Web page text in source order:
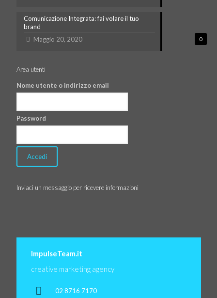
0
Comunicazione Integrata: fai volare il tuo
brand
Maggio 20, 2020
Area utenti
Nome utente o indirizzo email
Password
Inviaci un messaggio per ricevere informazioni
ImpulseTeam.it
creative marketing agency
02 8716 7170